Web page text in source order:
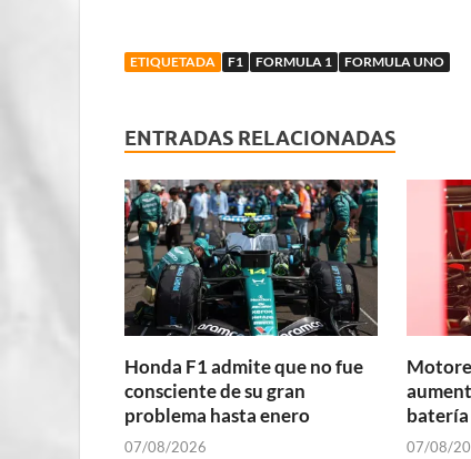
ETIQUETADA F1 FORMULA 1 FORMULA UNO
ENTRADAS RELACIONADAS
Honda F1 admite que no fue
consciente de su gran
problema hasta enero
07/08/2026
batería
07/08/